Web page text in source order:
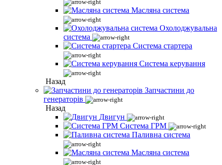
Масляна система
Охолоджувальна
система
Система стартера
Система керування
Назад
Запчастини до
генераторів
Назад
Двигун
Система ГРМ
Паливна система
Масляна система